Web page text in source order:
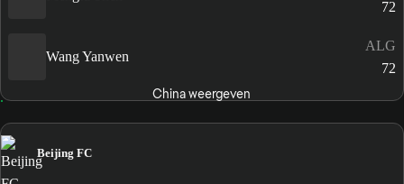
72
Wang Yanwen
ALG
72
China weergeven
Beijing FC